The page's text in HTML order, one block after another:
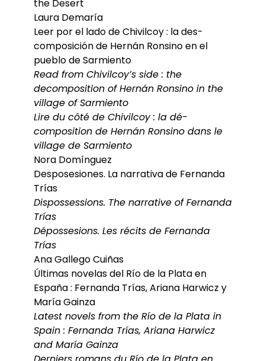
the Desert
Laura Demaría
Leer por el lado de Chivilcoy : la des-
composición de Hernán Ronsino en el
pueblo de Sarmiento
Read from Chivilcoy’s side : the
decomposition of Hernán Ronsino in the
village of Sarmiento
Lire du côté de Chivilcoy : la dé-
composition de Hernán Ronsino dans le
village de Sarmiento
Nora Domínguez
Desposesiones. La narrativa de Fernanda
Trías
Dispossessions. The narrative of Fernanda
Trías
Dépossesions. Les récits de Fernanda
Trías
Ana Gallego Cuiñas
Últimas novelas del Río de la Plata en
España : Fernanda Trías, Ariana Harwicz y
María Gainza
Latest novels from the Río de la Plata in
Spain : Fernanda Trías, Ariana Harwicz
and María Gainza